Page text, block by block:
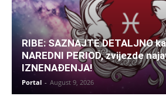
RIBE: SAZNAJTE DETALJNO
NAREDNI PERIOD, zvijezde
IZNENAĐENJA!
Portal - August 9, 2026